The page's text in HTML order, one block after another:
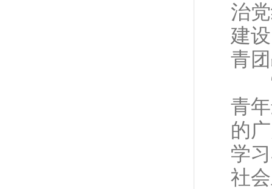
治
建
青
“
青
的
学
社